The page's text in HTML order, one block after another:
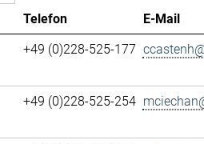
Telefon E-Mail
+49 (0)228-525-177
+49 (0)228-525-254